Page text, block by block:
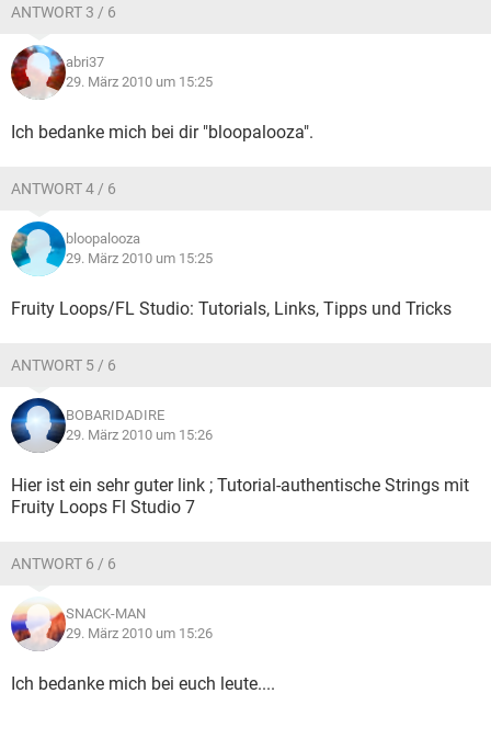
ANTWORT 3 / 6
abri37
29. März 2010 um 15:25
Ich bedanke mich bei dir "bloopalooza".
ANTWORT 4 / 6
bloopalooza
29. März 2010 um 15:25
Fruity Loops/FL Studio: Tutorials, Links, Tipps und Tricks
ANTWORT 5 / 6
BOBARIDADIRE
29. März 2010 um 15:26
Hier ist ein sehr guter link ; Tutorial-authentische Strings mit
Fruity Loops Fl Studio 7
ANTWORT 6 / 6
SNACK-MAN
29. März 2010 um 15:26
Ich bedanke mich bei euch leute....